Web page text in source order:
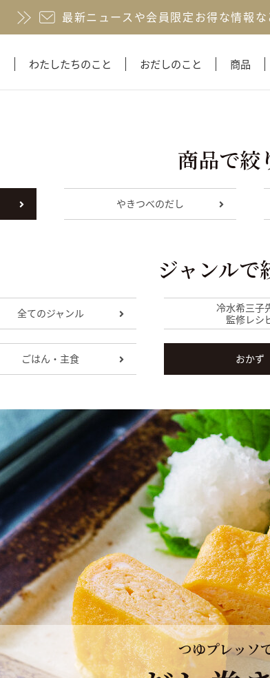
最新ニュースや会員限定お得な情報な
わたしたちのこと おだしのこと 商品
商品で絞
やきつべのだし
ジャンルで
全てのジャンル
冷水希三子
監修レシ
ごはん・主食 おかず
つゆプレッソ